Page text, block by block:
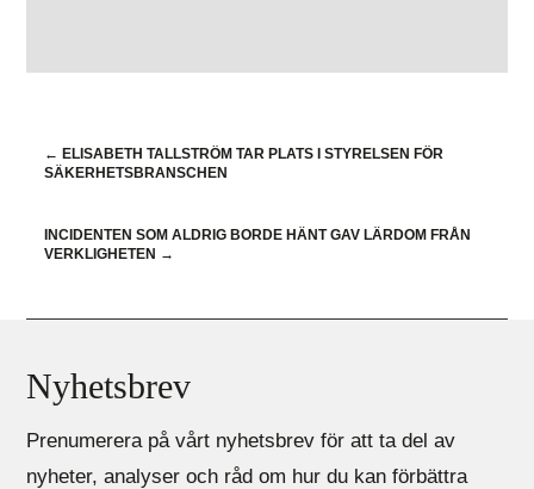
← ELISABETH TALLSTRÖM TAR PLATS I STYRELSEN FÖR
SÄKERHETSBRANSCHEN
INCIDENTEN SOM ALDRIG BORDE HÄNT GAV LÄRDOM FRÅN
VERKLIGHETEN →
Nyhetsbrev
Prenumerera på vårt nyhetsbrev för att ta del av
nyheter, analyser och råd om hur du kan förbättra